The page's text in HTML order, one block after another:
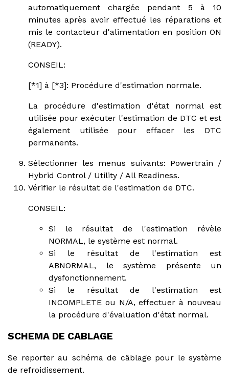
automatiquement chargée pendant 5 à 10
minutes après avoir effectué les réparations et
mis le contacteur d'alimentation en position ON
(READY).
CONSEIL:
[*1] à [*3]: Procédure d'estimation normale.
La procédure d'estimation d'état normal est
utilisée pour exécuter l'estimation de DTC et est
également utilisée pour effacer les DTC
permanents.
Sélectionner les menus suivants: Powertrain /
Hybrid Control / Utility / All Readiness.
Vérifier le résultat de l'estimation de DTC.
CONSEIL:
Si le résultat de l'estimation révèle
NORMAL, le système est normal.
Si le résultat de l'estimation est
ABNORMAL, le système présente un
dysfonctionnement.
Si le résultat de l'estimation est
INCOMPLETE ou N/A, effectuer à nouveau
la procédure d'évaluation d'état normal.
SCHEMA DE CABLAGE
Se reporter au schéma de câblage pour le système
de refroidissement.